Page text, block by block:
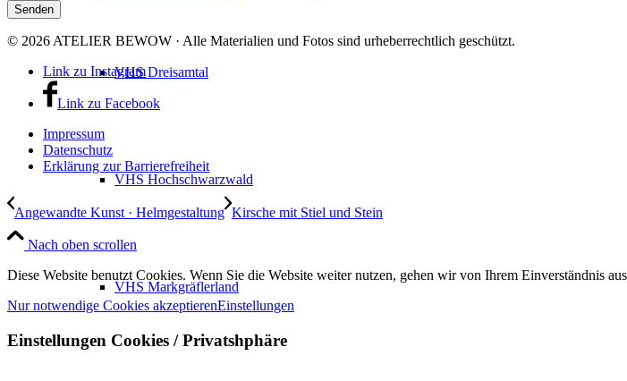
VHS Dreisamtal
VHS Hochschwarzwald
VHS Markgräflerland
© 2026 ATELIER BEWOW · Alle Materialien und Fotos sind urheberrechtlich geschützt.
Link zu Instagram
Link zu Facebook
Impressum
Datenschutz
Erklärung zur Barrierefreiheit
Angewandte Kunst · Helmgestaltung Kirsche mit Stiel und Stein
Nach oben scrollen
Diese Website benutzt Cookies. Wenn Sie die Website weiter nutzen, gehen wir von Ihrem Einverständnis
Nur notwendige Cookies akzeptierenEinstellungen
Einstellungen Cookies / Privatshphäre